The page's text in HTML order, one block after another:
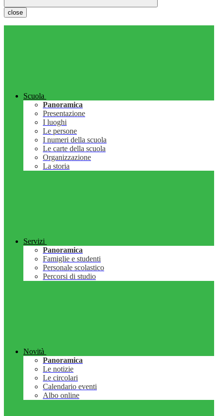
close
Scuola
Panoramica
Presentazione
I luoghi
Le persone
I numeri della scuola
Le carte della scuola
Organizzazione
La storia
Servizi
Panoramica
Famiglie e studenti
Personale scolastico
Percorsi di studio
Novità
Panoramica
Le notizie
Le circolari
Calendario eventi
Albo online